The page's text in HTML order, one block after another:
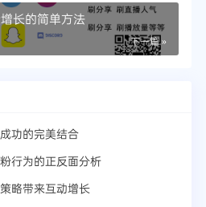
长的简单方法
下一篇 »
功的完美结合
行为的正反面分析
略带来互动增长